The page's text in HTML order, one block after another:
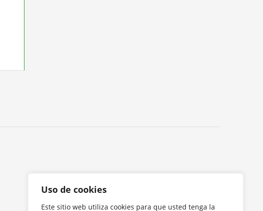
Uso de cookies
Este sitio web utiliza cookies para que usted tenga la